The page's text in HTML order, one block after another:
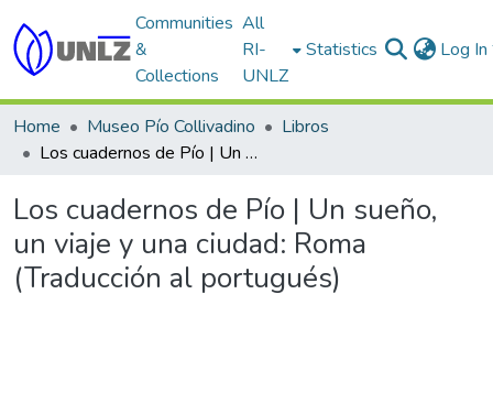
Communities
&
Collections
All
RI-
UNLZ
Statistics Log In
Home Museo Pío Collivadino
Libros
Los cuadernos de Pío | Un sueño, un viaje y una ciudad: Roma (Traducción al portugués)
Los cuadernos de Pío | Un sueño,
un viaje y una ciudad: Roma
(Traducción al portugués)